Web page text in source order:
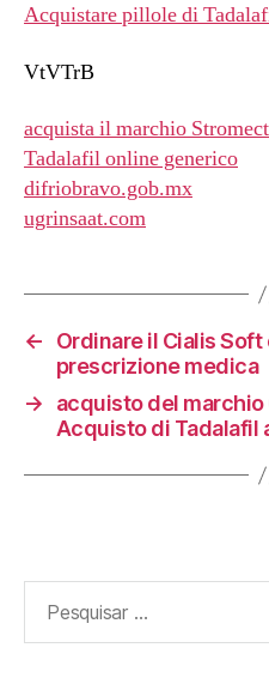
Acquistare pillole di
VtVTrB
acquista il marchio
Tadalafil online generico
difriobravo.gob.mx
ugrinsaat.com
←
Ordinare il Cialis
prescrizione medica
→
acquisto del marchio
Acquisto di Tadalafil
por: